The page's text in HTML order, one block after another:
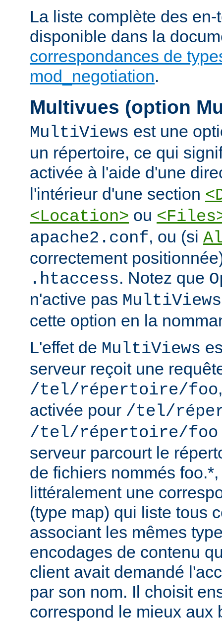
La liste complète des
disponible dans la
correspondances de
mod_negotiation.
Multivues (option
MultiViews est une
un répertoire, ce qui
activée à l'aide d'une
l'intérieur d'une section
<Location> ou
apache2.conf, ou (si
correctement
.htaccess. Notez que
n'active pas MultiViews
cette option en la
L'effet de MultiViews
serveur reçoit une
/tel/répertoire/foo
activée pour /tel/
/tel/répertoire/foo
serveur parcourt le
de fichiers nommés
littéralement une
(type map) qui liste tous
associant les mêmes
encodages de contenu
client avait demandé
par son nom. Il choisit
correspond le mieux aux